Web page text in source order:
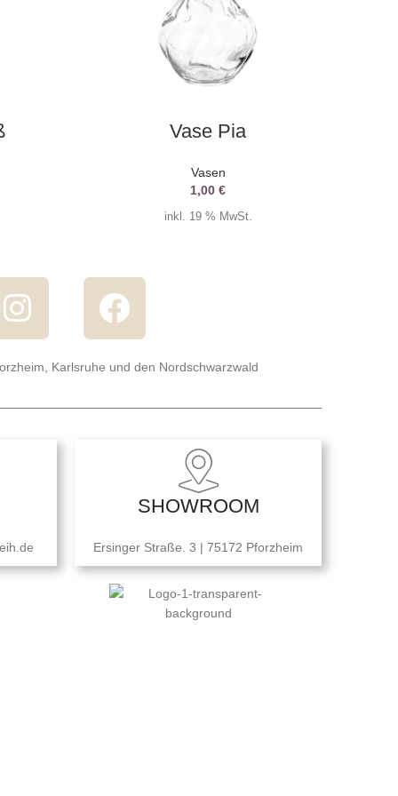
Vase Pia
Vasen
1,00€
inkl. 19 % MwSt.
Karlsruhe und den Nordschwarzwald
SHOWROOM
Ersinger Straße. 3 | 75172 Pforzheim